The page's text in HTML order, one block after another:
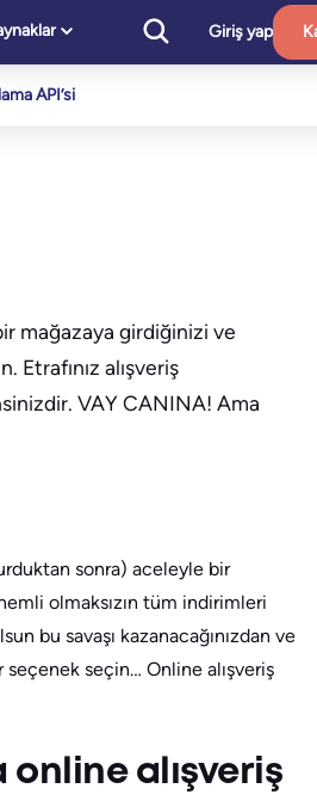
Giriş yap
API’si
mağazaya girdiğinizi ve
Etrafınız alışveriş
VAY CANINA! Ama
sonra) aceleyle bir
olmaksızın tüm indirimleri
bu savaşı kazanacağınızdan ve
seçin… Online alışveriş
online alışveriş